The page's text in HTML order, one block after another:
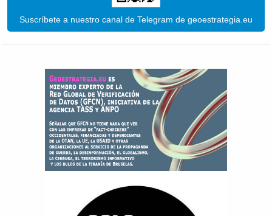
Suscríbete a nuestro canal de Telegram de geoestrategia.eu